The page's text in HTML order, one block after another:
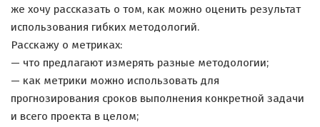
же хочу рассказать о том, как можно оценить результат
использования гибких методологий.
Расскажу о метриках:
— что предлагают измерять разные методологии;
— как метрики можно использовать для
прогнозирования сроков выполнения конкретной задачи
и всего проекта в целом;